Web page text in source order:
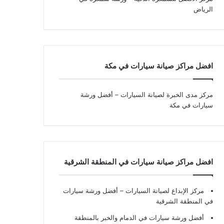
الرياض
افضل مراكز صيانة سيارات في مكة
مركز مدى الخبرة لصيانة السيارات – أفضل ورشة
سيارات في مكة
افضل مراكز صيانة سيارات في المنطقة الشرقية
مركز الإبداع لصيانة السيارات – أفضل ورشة سيارات
في المنطقة الشرقية
أفضل ورشة سيارات في الدمام والخبر بالمنطقة